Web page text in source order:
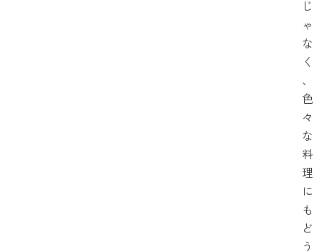
じ
ゃ
な
く
、
色
々
な
料
理
に
も
ど
う